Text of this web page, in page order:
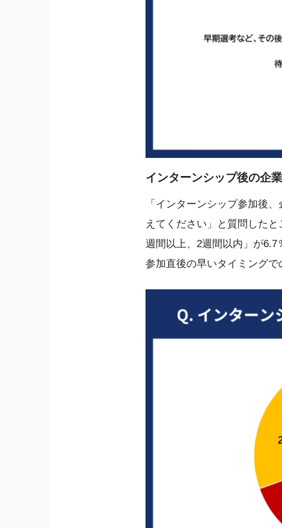
インターンシップ後の企
「インターンシップ参加後
えてください」と質問した
週間以上、2週間以内」が
参加直後の早いタイミングで